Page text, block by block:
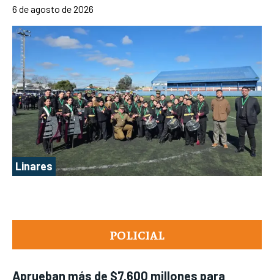
POLICIAL
Aprueban más de $7.600 millones para
6 de agosto de 2026
Linares